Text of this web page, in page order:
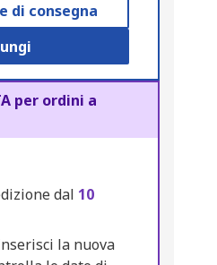
di consegna
per ordini a
dal 10
la nuova